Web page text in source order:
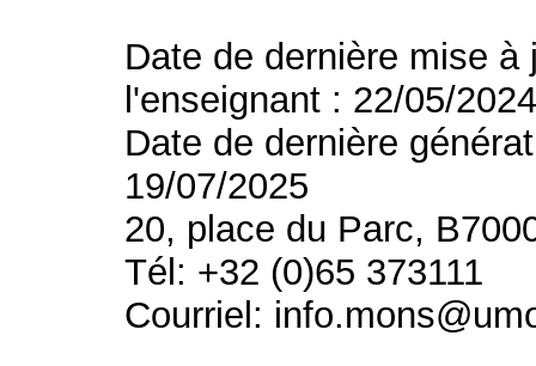
Date de dernière mise
l'enseignant : 22/05/
Date de dernière
19/07/2025
20, place du Parc,
Tél: +32 (0)65 373111
Courriel: